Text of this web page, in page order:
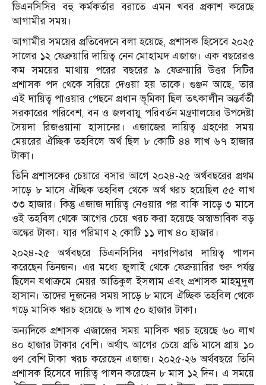
ডিএনসিসির বহু কর্মকর্তার বরাতে এমন খবর প্রকাশ করেছে
আগামীর সময়।
আগামীর সময়ের প্রতিবেদনে বলা হয়েছে, প্রশাসক হিসেবে ২০২৫
সালের ১২ ফেব্রুয়ারি দায়িত্ব নেন মোহাম্মদ এজাজ। এক বছরেরও
কম সময়ের মাথায় পরের বছরের ৯ ফেব্রুয়ারি উত্তর সিটির
প্রশাসক পদ থেকে সরিয়ে দেওয়া হয় তাকে। গুঞ্জন আছে, তার
এই দায়িত্ব পাওয়ার পেছনে প্রধান ভূমিকা ছিল তৎকালীন অন্তর্বর্তী
সরকারের পরিবেশ, বন ও জলবায়ু পরিবর্তন মন্ত্রণালয়ের উপদেষ্টা
সৈয়দা রিজওয়ানা হাসানের। এজাজের দায়িত্ব গ্রহণের সময়
মেয়রের ঐচ্ছিক তহবিলে অর্থ ছিল ৮ কোটি ৪৪ লাখ ৬৭ হাজার
টাকা।
তিনি প্রশাসকের চেয়ারে বসার আগে ২০২৪-২৫ অর্থবছরের প্রথম
সাড়ে ৮ মাসে ঐচ্ছিক তহবিল থেকে অর্থ খরচ হয়েছিল ৫৫ লাখ
৩৩ হাজার। কিন্তু এজাজ দায়িত্ব নেওয়ার পর বাকি সাড়ে ৩ মাসে
ওই তহবিল থেকে আগের চেয়ে খরচ করা হয়েছে অস্বাভাবিক বড়
অঙ্কের টাকা। যার পরিমাণ ২ কোটি ১১ লাখ ৪০ হাজার।
২০২৪-২৫ অর্থবছরে ডিএনসিসির নগরপিতার দায়িত্ব পালন
করেছেন তিনজন। এর মধ্যে জুলাই থেকে ফেব্রুয়ারির শুরু পর্যন্ত
ছিলেন যথাক্রমে মেয়র আতিকুল ইসলাম এবং প্রশাসক মাহমুদুল
হাসান। তাদের দুজনের সময় সাড়ে ৮ মাসে ঐচ্ছিক তহবিল থেকে
গড়ে মাসিক খরচ হয়েছে ৬ লাখ ৫০ হাজার টাকা।
অন্যদিকে প্রশাসক এজাজের সময় মাসিক খরচ হয়েছে ৬০ লাখ
৪০ হাজার টাকার বেশি। অর্থাৎ আগের চেয়ে প্রতি মাসে প্রায় ১০
গুণ বেশি টাকা খরচ করেছেন এজাজ। ২০২৫-২৬ অর্থবছরে তিনি
প্রশাসক হিসেবে দায়িত্ব পালন করেছেন ৮ মাস ১২ দিন। এ সময়ে